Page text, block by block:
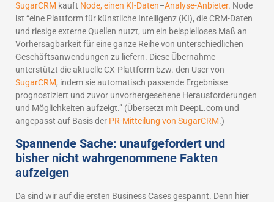
SugarCRM kauft Node, einen KI-Daten–Analyse-Anbieter. Node
ist “eine Plattform für künstliche Intelligenz (KI), die CRM-Daten
und riesige externe Quellen nutzt, um ein beispielloses Maß an
Vorhersagbarkeit für eine ganze Reihe von unterschiedlichen
Geschäftsanwendungen zu liefern. Diese Übernahme
unterstützt die aktuelle CX-Plattform bzw. den User von
SugarCRM, indem sie automatisch passende Ergebnisse
prognostiziert und zuvor unvorhergesehene Herausforderungen
und Möglichkeiten aufzeigt.” (Übersetzt mit DeepL.com und
angepasst auf Basis der PR-Mitteilung von SugarCRM.)
Spannende Sache: unaufgefordert und
bisher nicht wahrgenommene Fakten
aufzeigen
Da sind wir auf die ersten Business Cases gespannt. Denn hier